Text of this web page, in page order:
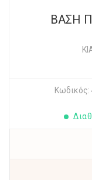
ΒΑΣΗ
Κωδικός: